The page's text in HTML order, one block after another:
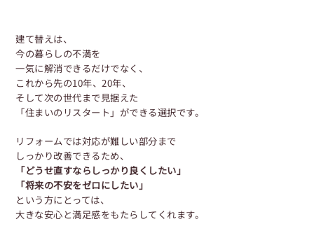
建て替えは、
今の暮らしの不満を
一気に解消できるだけでなく、
これから先の10年、20年、
そして次の世代まで見据えた
「住まいのリスタート」ができる選択です。
リフォームでは対応が難しい部分まで
しっかり改善できるため、
「どうせ直すならしっかり良くしたい」
「将来の不安をゼロにしたい」
という方にとっては、
大きな安心と満足感をもたらしてくれます。